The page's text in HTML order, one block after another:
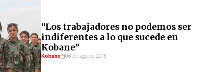
“Los trabajadores no podemos ser
indiferentes a lo que sucede en
Kobane”
Kobane 06 de ago de 2015